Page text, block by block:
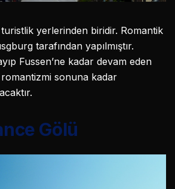
yerlerinden biridir. Romantik
tarafından yapılmıştır.
Fussen’ne kadar devam eden
sonuna kadar
Gölü